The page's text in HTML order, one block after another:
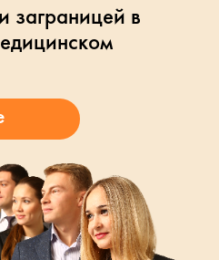
заграницей в